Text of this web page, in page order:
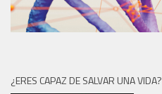
¿ERES CAPAZ DE SALVAR UNA VIDA?